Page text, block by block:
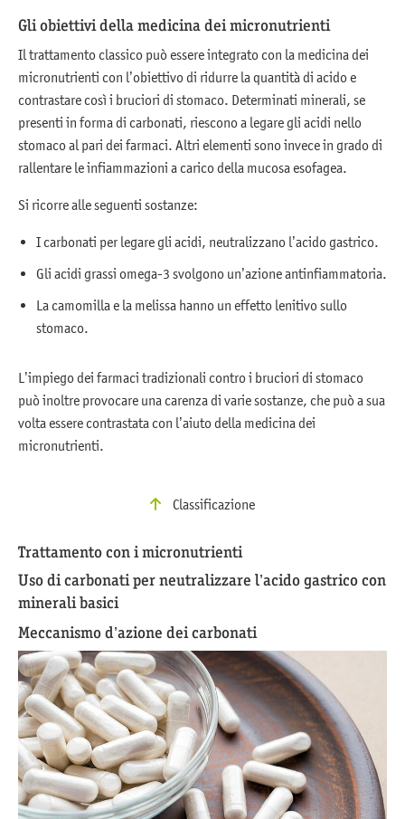
Gli obiettivi della medicina dei micronutrienti
Il trattamento classico può essere integrato con la medicina dei
micronutrienti con l’obiettivo di ridurre la quantità di acido e
contrastare così i bruciori di stomaco. Determinati minerali, se
presenti in forma di carbonati, riescono a legare gli acidi nello
stomaco al pari dei farmaci. Altri elementi sono invece in grado di
rallentare le infiammazioni a carico della mucosa esofagea.
Si ricorre alle seguenti sostanze:
I carbonati per legare gli acidi, neutralizzano l’acido gastrico.
Gli acidi grassi omega-3 svolgono un’azione antinfiammatoria.
La camomilla e la melissa hanno un effetto lenitivo sullo
stomaco.
L’impiego dei farmaci tradizionali contro i bruciori di stomaco
può inoltre provocare una carenza di varie sostanze, che può a sua
volta essere contrastata con l’aiuto della medicina dei
micronutrienti.
Classificazione
Trattamento con i micronutrienti
Uso di carbonati per neutralizzare l’acido gastrico con
minerali basici
Meccanismo d’azione dei carbonati